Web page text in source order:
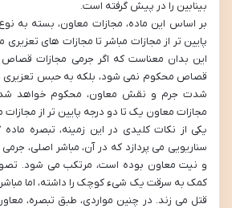
بینابین را در پیش گرفته است.
بر اساس این ماده، مجازات معاون، بسته به
پایین تر از مجازات مباشر تا مجازات های
این بدان معناست که اگر جرمی مجازات قصاص
قصاص محکوم نمی شود، بلکه به حبس تعزیری
شدت جرم و نقش معاون، محکوم خواهد شد.
مجازات معاون یک تا دو درجه پایین تر از
سناریویی می پردازد که در آن، مباشر اصلی،
و نیت معاون بوده است، مرتکب می شود.
کمک به سرقت یک شیء کوچک را داشته، اما
قتل می زند. در چنین مواردی، طبق تبصره،